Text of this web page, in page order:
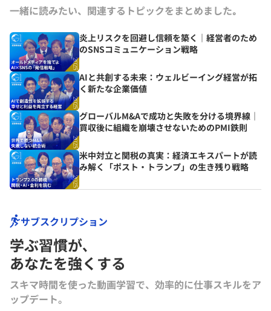
一緒に読みたい、関連するトピックをまとめました｡
炎上リスクを回避し信頼を築く｜経営者のため
のSNSコミュニケーション戦略
AIと共創する未来：ウェルビーイング経営が拓
く新たな企業価値
グローバルM&Aで成功と失敗を分ける境界線｜
買収後に組織を崩壊させないためのPMI鉄則
米中対立と関税の真実：経済エキスパートが読
み解く「ポスト・トランプ」の生き残り戦略
サブスクリプション
学ぶ習慣が､
あなたを強くする
スキマ時間を使った動画学習で、効率的に仕事スキルをア
ップデート。